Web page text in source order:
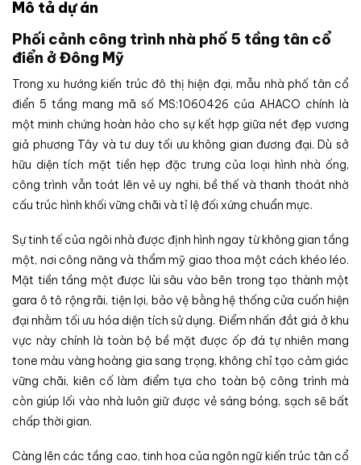
Mô tả dự án
Phối cảnh công trình nhà phố 5 tầng tân cổ
điển ở Đông Mỹ
Trong xu hướng kiến trúc đô thị hiện đại, mẫu nhà phố tân cổ
điển 5 tầng mang mã số MS:1060426 của AHACO chính là
một minh chứng hoàn hảo cho sự kết hợp giữa nét đẹp vương
giả phương Tây và tư duy tối ưu không gian đương đại. Dù sở
hữu diện tích mặt tiền hẹp đặc trưng của loại hình nhà ống,
công trình vẫn toát lên vẻ uy nghi, bề thế và thanh thoát nhờ
cấu trúc hình khối vững chãi và tỉ lệ đối xứng chuẩn mực.
Sự tinh tế của ngôi nhà được định hình ngay từ không gian tầng
một, nơi công năng và thẩm mỹ giao thoa một cách khéo léo.
Mặt tiền tầng một được lùi sâu vào bên trong tạo thành một
gara ô tô rộng rãi, tiện lợi, bảo vệ bằng hệ thống cửa cuốn hiện
đại nhằm tối ưu hóa diện tích sử dụng. Điểm nhấn đắt giá ở khu
vực này chính là toàn bộ bề mặt được ốp đá tự nhiên mang
tone màu vàng hoàng gia sang trọng, không chỉ tạo cảm giác
vững chãi, kiên cố làm điểm tựa cho toàn bộ công trình mà
còn giúp lối vào nhà luôn giữ được vẻ sáng bóng, sạch sẽ bất
chấp thời gian.
Càng lên các tầng cao, tinh hoa của ngôn ngữ kiến trúc tân cổ